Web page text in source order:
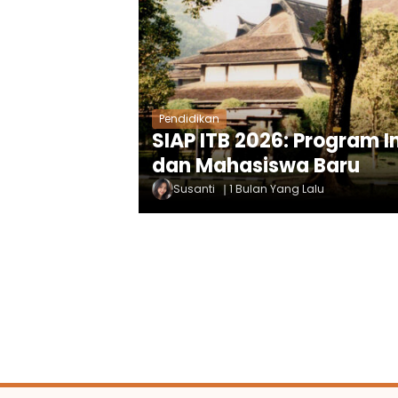
Pendidikan
SIAP ITB 2026: Program
dan Mahasiswa Baru
Susanti 1 Bulan Yang Lalu